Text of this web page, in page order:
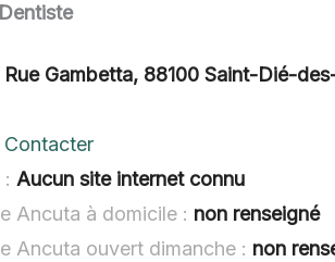
Dentiste
Rue Gambetta, 88100 Saint-Dié-
Contacter
Aucun site internet connu
Ancuta à domicile : non renseigné
Ancuta ouvert dimanche : non